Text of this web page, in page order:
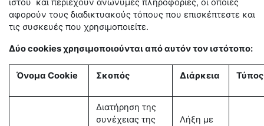
ιστού και περιέχουν ανώνυμες πληροφορίες, οι οποίες
αφορούν τους διαδικτυακούς τόπους που επισκέπτεστε και
τις συσκευές που χρησιμοποιείτε.
Δύο cookies χρησιμοποιούνται από αυτόν τον ιστότοπο:
Όνομα Cookie Σκοπός Διάρκεια Τύπος
Διατήρηση της
συνέχειας της
Λήξη με